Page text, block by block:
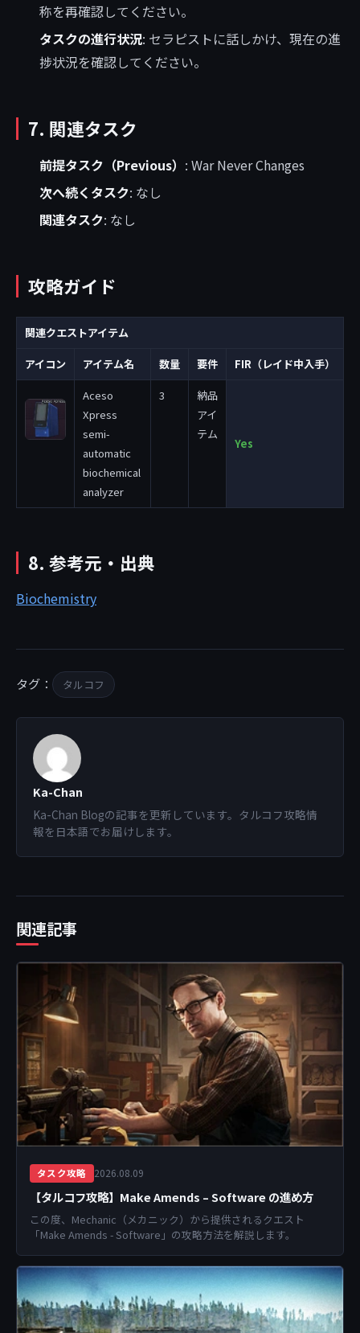
称を再確認してください。
タスクの進行状況: セラピストに話しかけ、現在の進
捗状況を確認してください。
7. 関連タスク
前提タスク（Previous） : War Never Changes
次へ続くタスク: なし
関連タスク: なし
攻略ガイド
関連クエストアイテム
アイコン アイテム名 数量 要件 FIR（レイド中入手）
Aceso
Xpress
semi-
automatic
biochemical
analyzer
3
納品
アイ
テム
Yes
8. 参考元・出典
Biochemistry
タグ： タルコフ
Ka-Chan
Ka-Chan Blogの記事を更新しています。タルコフ攻略情
報を日本語でお届けします。
関連記事
タスク攻略 2026.08.09
【タルコフ攻略】Make Amends – Software の進め方
この度、Mechanic（メカニック）から提供されるクエスト
「Make Amends - Software」の攻略方法を解説します。